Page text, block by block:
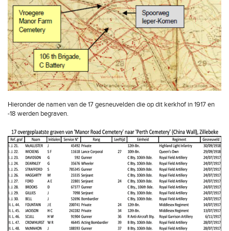
Hieronder de namen van de 17 gesneuvelden die op dit kerkhof in 1917 en
-18 werden begraven.